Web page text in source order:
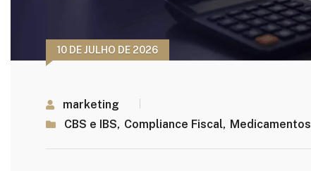
10 DE JULHO DE 2026
marketing
CBS e IBS, Compliance Fiscal, Medicamentos